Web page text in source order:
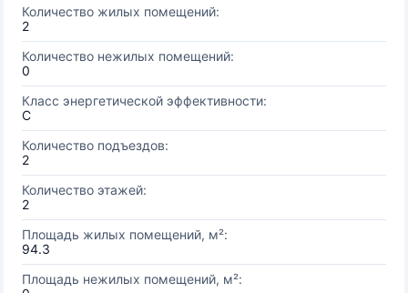
Количество жилых помещений:
2
Количество нежилых помещений:
0
Класс энергетической эффективности:
C
Количество подъездов:
2
Количество этажей:
2
Площадь жилых помещений, м²:
94.3
Площадь нежилых помещений, м²: